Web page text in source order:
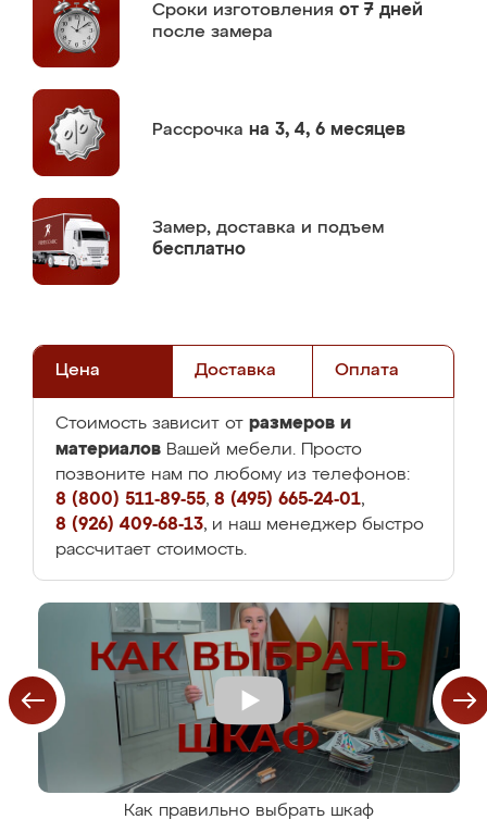
Сроки изготовления от 7 дней
после замера
Рассрочка на 3, 4, 6 месяцев
Замер, доставка и подъем
бесплатно
Цена Доставка Оплата
Стоимость зависит от размеров и
материалов Вашей мебели. Просто
позвоните нам по любому из телефонов:
8 (800) 511-89-55, 8 (495) 665-24-01,
8 (926) 409-68-13, и наш менеджер быстро
рассчитает стоимость.
Как правильно выбрать шкаф